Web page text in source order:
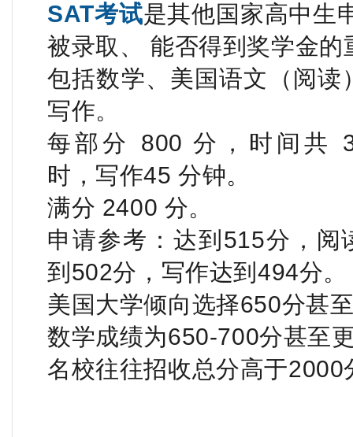
SAT考试是其他国家高中生
被录取、 能否得到奖学金的
包括数学、美国语文（阅读
写作。
每部分 800 分，时间共
时，写作45 分钟。
满分 2400 分。
申请参考：达到515分，阅
到502分，写作达到494分。
美国大学倾向选择650分甚
数学成绩为650-700分甚至
名校往往招收总分高于2000